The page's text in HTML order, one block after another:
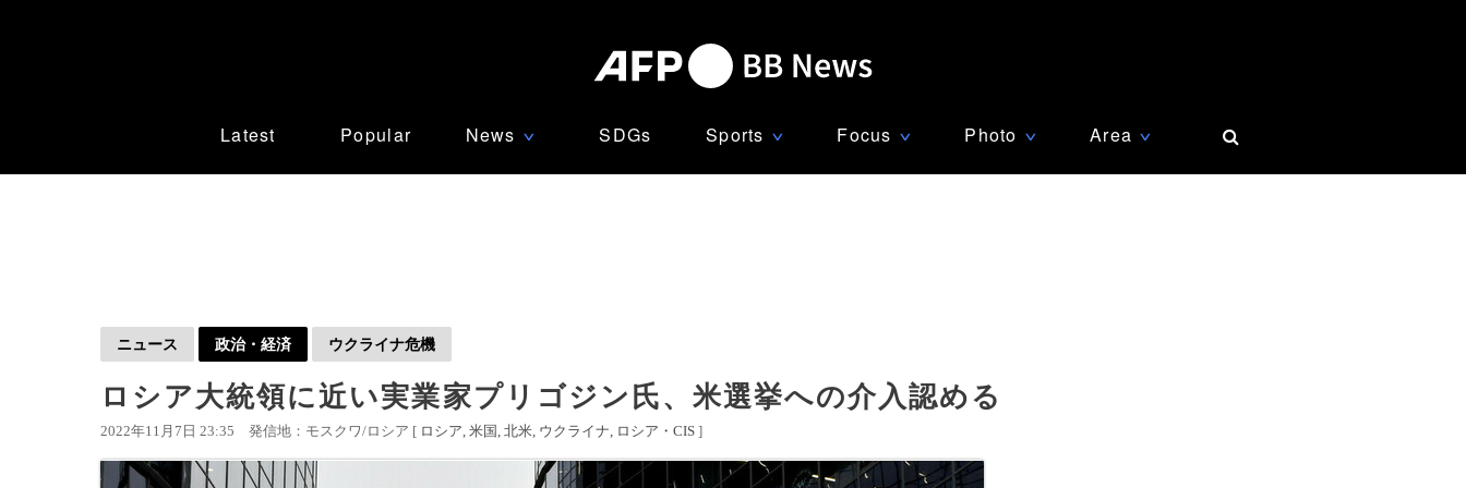
Latest Popular News ∨ SDGs Sports ∨ Focus ∨ Photo ∨ Area ∨
ニュース 政治・経済 ウクライナ危機
ロシア大統領に近い実業家プリゴジン氏、米選挙への介入認める
2022年11月7日 23:35 発信地：モスクワ/ロシア [ ロシア 米国 北米 ウクライナ ロシア・CIS ]